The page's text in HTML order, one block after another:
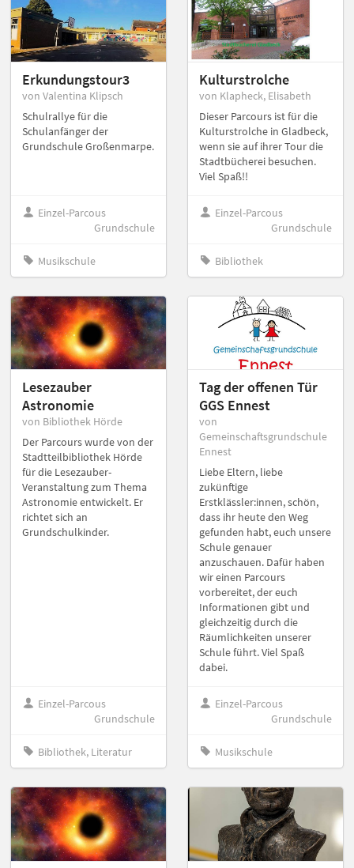
Erkundungstour3
von Valentina Klipsch
Schulrallye für die
Schulanfänger der
Grundschule Großenmarpe.
Einzel-Parcous
Grundschule
Musikschule
Kulturstrolche
von Klapheck, Elisabeth
Dieser Parcours ist für die
Kulturstrolche in Gladbeck,
wenn sie auf ihrer Tour die
Stadtbücherei besuchen.
Viel Spaß!!
Einzel-Parcous
Grundschule
Bibliothek
Lesezauber
Astronomie
von Bibliothek Hörde
Der Parcours wurde von der
Stadtteilbibliothek Hörde
für die Lesezauber-
Veranstaltung zum Thema
Astronomie entwickelt. Er
richtet sich an
Grundschulkinder.
Einzel-Parcous
Grundschule
Bibliothek, Literatur
Tag der offenen Tür
GGS Ennest
von
Gemeinschaftsgrundschule
Ennest
Liebe Eltern, liebe
zukünftige
Erstklässler:innen, schön,
dass ihr heute den Weg
gefunden habt, euch unsere
Schule genauer
anzuschauen. Dafür haben
wir einen Parcours
vorbereitet, der euch
Informationen gibt und
gleichzeitig durch die
Räumlichkeiten unserer
Schule führt. Viel Spaß
dabei.
Einzel-Parcous
Grundschule
Musikschule